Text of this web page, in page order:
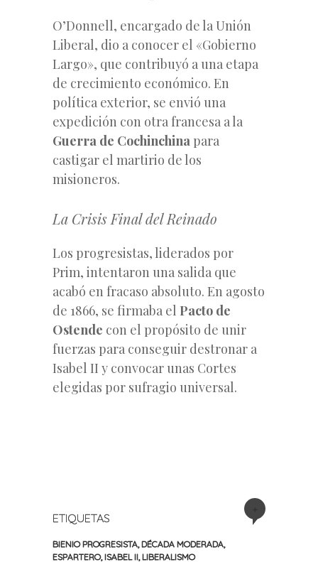
O’Donnell, encargado de la Unión
Liberal, dio a conocer el «Gobierno
Largo», que contribuyó a una etapa
de crecimiento económico. En
política exterior, se envió una
expedición con otra francesa a la
Guerra de Cochinchina para
castigar el martirio de los
misioneros.
La Crisis Final del Reinado
Los progresistas, liderados por
Prim, intentaron una salida que
acabó en fracaso absoluto. En agosto
de 1866, se firmaba el Pacto de
Ostende con el propósito de unir
fuerzas para conseguir destronar a
Isabel II y convocar unas Cortes
elegidas por sufragio universal.
ETIQUETAS
BIENIO PROGRESISTA DÉCADA MODERADA
ESPARTERO, ISABEL II LIBERALISMO